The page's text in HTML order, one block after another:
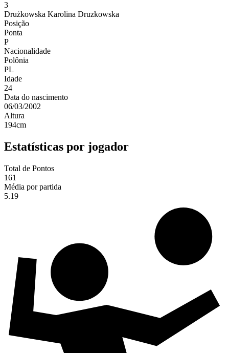
3
Drużkowska Karolina Druzkowska
Posição
Ponta
P
Nacionalidade
Polônia
PL
Idade
24
Data do nascimento
06/03/2002
Altura
194cm
Estatísticas por jogador
Total de Pontos
161
Média por partida
5.19